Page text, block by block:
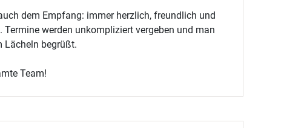
dem Empfang: immer herzlich, freundlich und
Termine werden unkompliziert vergeben und man
Lächeln begrüßt.
Team!